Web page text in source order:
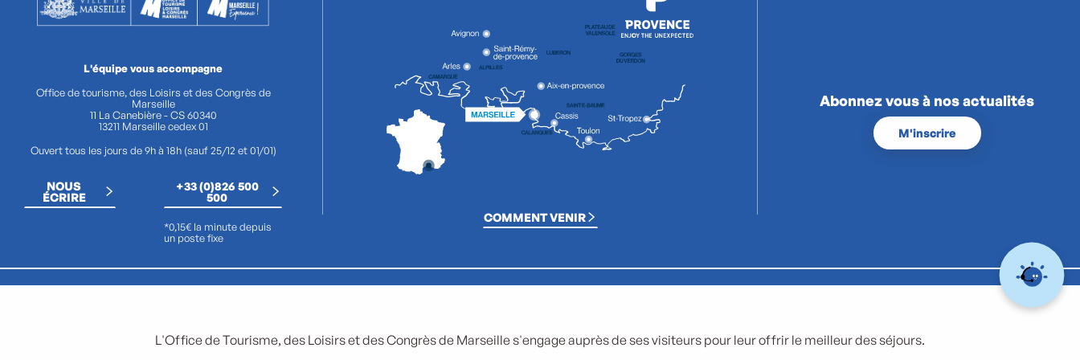
L'équipe vous accompagne
Office de tourisme, des Loisirs et des Congrès de
Marseille
11 La Canebière - CS 60340
13211 Marseille cedex 01
Ouvert tous les jours de 9h à 18h (sauf 25/12 et 01/01)
NOUS
ÉCRIRE
+33 (0)826 500
500
*0,15€ la minute depuis
un poste fixe
COMMENT VENIR
Abonnez vous à nos actualités
M'inscrire
L'Office de Tourisme, des Loisirs et des Congrès de Marseille s'engage auprès de ses visiteurs pour leur offrir le meilleur des séjours.